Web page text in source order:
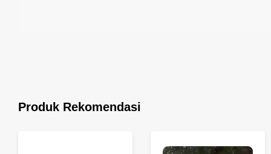
Produk Rekomendasi